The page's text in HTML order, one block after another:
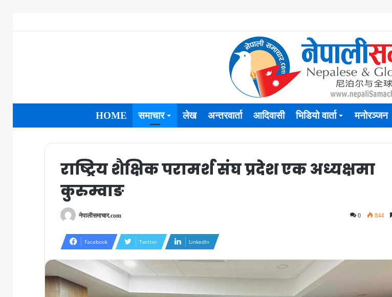
HOME समाचार लेख अन्तरवार्ता आदिवासी भिडियो वार्ता मनोरञ्जन
राष्ट्रिय शैक्षिक परामर्श संघ प्रदेश एक अध्यक्षमा
कुरुम्वाङ
नेपालीसमाचार.com 0 844
Facebook Twitter LinkedIn